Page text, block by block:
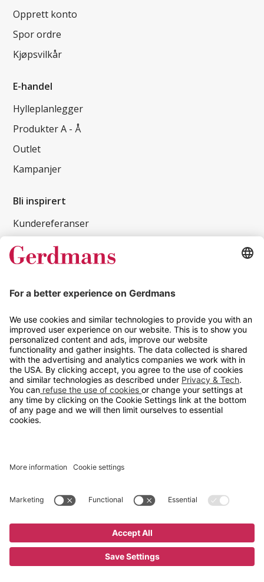
62 495 kr
Opprett konto
Spor ordre
Kjøpsvilkår
E-handel
Hylleplanlegger
Produkter A - Å
Outlet
Kampanjer
Bli inspirert
Kundereferanser
Magasin
Tips og guider
Kontakt
info@gerdmans.no
67 80 56 20
Åpningstid
Hverdager 08:00-16:00